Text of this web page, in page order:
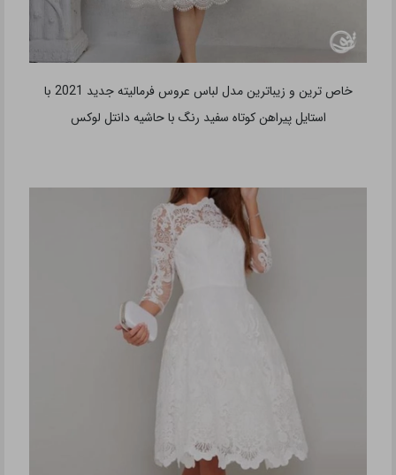
خاص ترین و زیباترین مدل لباس عروس فرمالیته جدید 2021 با
استایل پیراهن کوتاه سفید رنگ با حاشیه دانتل لوکس